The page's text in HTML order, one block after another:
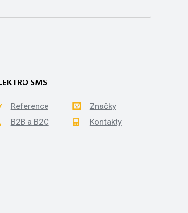
SMS
Reference
Značky
B2B a B2C
Kontakty